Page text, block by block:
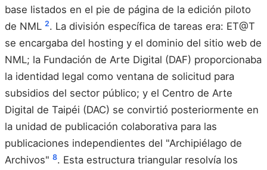
base listados en el pie de página de la edición piloto
de NML 2. La división específica de tareas era: ET@T
se encargaba del hosting y el dominio del sitio web de
NML; la Fundación de Arte Digital (DAF) proporcionaba
la identidad legal como ventana de solicitud para
subsidios del sector público; y el Centro de Arte
Digital de Taipéi (DAC) se convirtió posteriormente en
la unidad de publicación colaborativa para las
publicaciones independientes del "Archipiélago de
Archivos" 8. Esta estructura triangular resolvía los